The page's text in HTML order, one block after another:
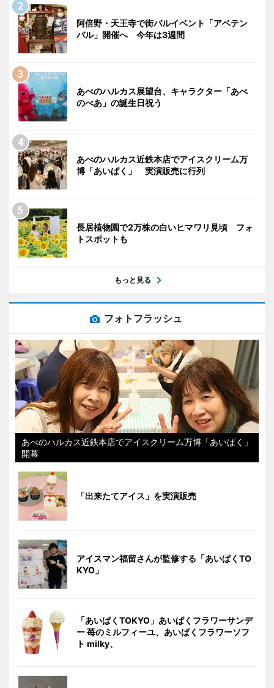
阿倍野・天王寺で街バルイベント「アベテン
バル」開催へ 今年は3週間
あべのハルカス展望台、キャラクター「あべ
のべあ」の誕生日祝う
あべのハルカス近鉄本店でアイスクリーム万
博「あいぱく」 実演販売に行列
長居植物園で2万株の白いヒマワリ見頃 フォ
トスポットも
もっと見る
フォトフラッシュ
あべのハルカス近鉄本店でアイスクリーム万博「あいぱく」
開幕
「出来たてアイス」を実演販売
アイスマン福留さんが監修する「あいぱくTO
KYO」
「あいぱくTOKYO」あいぱくフラワーサンデ
ー 苺のミルフィーユ、あいぱくフラワーソフ
ト milky、